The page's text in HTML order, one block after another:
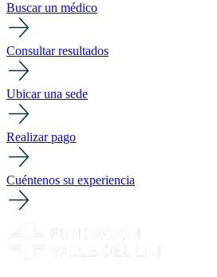
Buscar un médico
Consultar resultados
Ubicar una sede
Realizar pago
Cuéntenos su experiencia